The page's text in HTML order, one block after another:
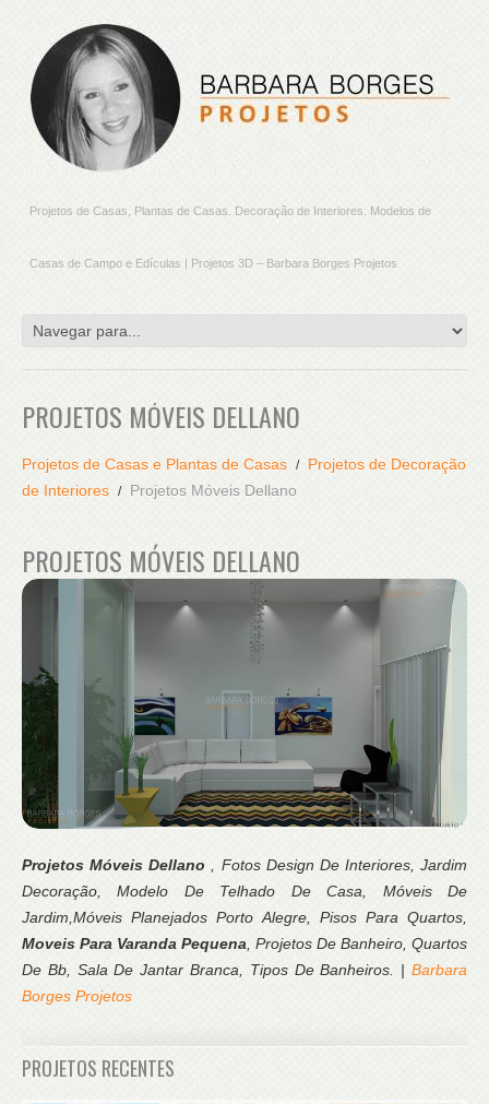
Projetos de Casas, Plantas de Casas. Decoração de Interiores. Modelos de
Casas de Campo e Edículas | Projetos 3D – Barbara Borges Projetos
PROJETOS MÓVEIS DELLANO
Projetos de Casas e Plantas de Casas
Projetos de Decoração
de Interiores
Projetos Móveis Dellano
PROJETOS MÓVEIS DELLANO
Projetos Móveis Dellano, Fotos Design De Interiores, Jardim
Decoração, Modelo De Telhado De Casa, Móveis De
Jardim,Móveis Planejados Porto Alegre, Pisos Para Quartos,
Moveis Para Varanda Pequena, Projetos De Banheiro, Quartos
De Bb, Sala De Jantar Branca, Tipos De Banheiros. | Barbara
Borges Projetos
PROJETOS RECENTES